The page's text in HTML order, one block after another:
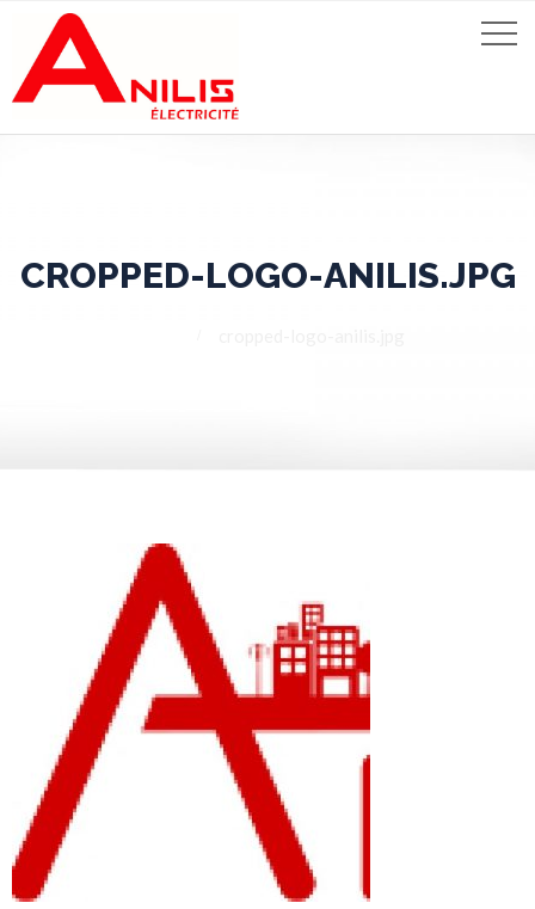
CROPPED-LOGO-ANILIS.JPG